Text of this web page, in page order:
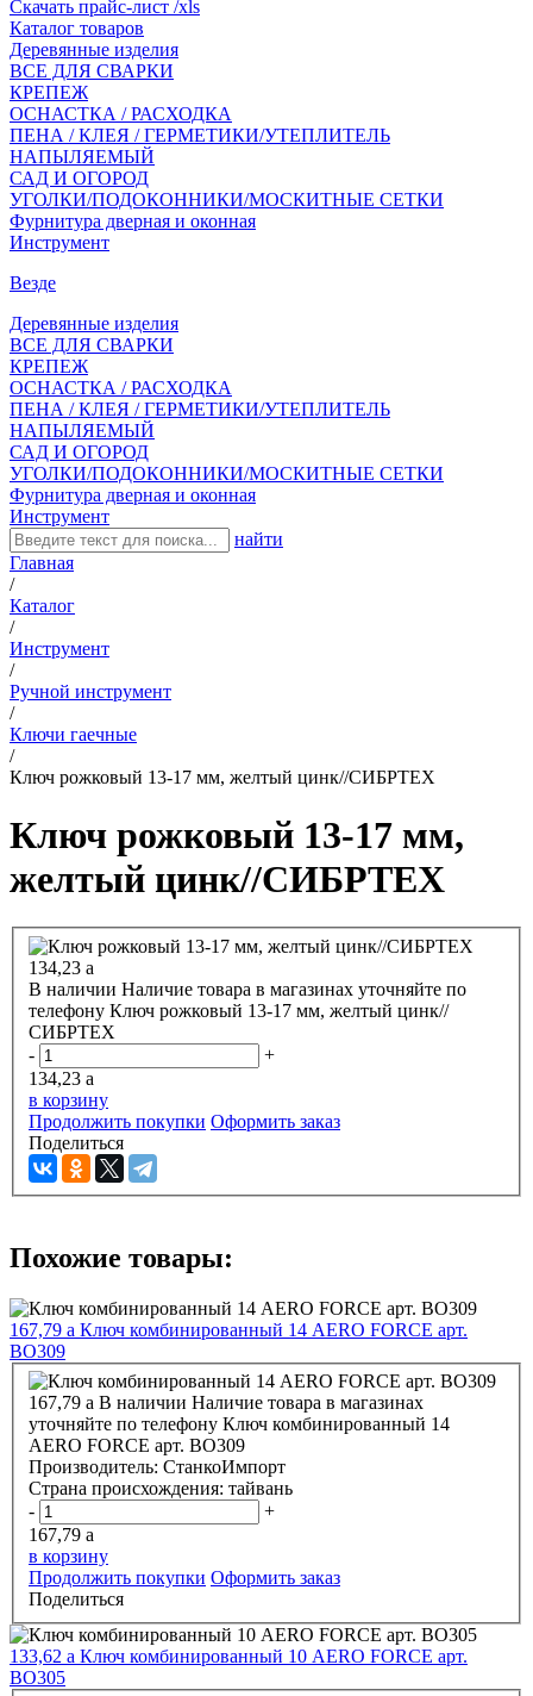
Скачать прайс-лист /xls
Каталог товаров
Деревянные изделия
ВСЕ ДЛЯ СВАРКИ
КРЕПЕЖ
ОСНАСТКА / РАСХОДКА
ПЕНА / КЛЕЯ / ГЕРМЕТИКИ/УТЕПЛИТЕЛЬ
НАПЫЛЯЕМЫЙ
САД И ОГОРОД
УГОЛКИ/ПОДОКОННИКИ/МОСКИТНЫЕ СЕТКИ
Фурнитура дверная и оконная
Инструмент
Везде
Деревянные изделия
ВСЕ ДЛЯ СВАРКИ
КРЕПЕЖ
ОСНАСТКА / РАСХОДКА
ПЕНА / КЛЕЯ / ГЕРМЕТИКИ/УТЕПЛИТЕЛЬ
НАПЫЛЯЕМЫЙ
САД И ОГОРОД
УГОЛКИ/ПОДОКОННИКИ/МОСКИТНЫЕ СЕТКИ
Фурнитура дверная и оконная
Инструмент
найти
Главная
/
Каталог
/
Инструмент
/
Ручной инструмент
/
Ключи гаечные
/
Ключ рожковый 13-17 мм, желтый цинк//СИБРТЕХ
Ключ рожковый 13-17 мм,
желтый цинк//СИБРТЕХ
134,23 a
В наличии Наличие товара в магазинах уточняйте по
телефону Ключ рожковый 13-17 мм, желтый цинк//
СИБРТЕХ
-
+
134,23 a
в корзину
Продолжить покупки Оформить заказ
Поделиться
Похожие товары:
167,79 a Ключ комбинированный 14 АERO FORCE арт.
ВО309
167,79 a В наличии Наличие товара в магазинах
уточняйте по телефону Ключ комбинированный 14
АERO FORCE арт. ВО309
Производитель: СтанкоИмпорт
Страна происхождения: тайвань
-
+
167,79 a
в корзину
Продолжить покупки Оформить заказ
Поделиться
133,62 a Ключ комбинированный 10 АERO FORCE арт.
ВО305